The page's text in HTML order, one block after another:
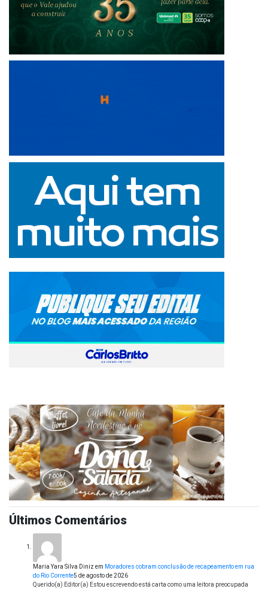
Últimos Comentários
Maria Yara Silva Diniz em Moradores cobram conclusão de recapeamento em rua
do Rio Corrente5 de agosto de 2026
Querido(a) Editor(a) Estou escrevendo está carta como uma leitora preocupada